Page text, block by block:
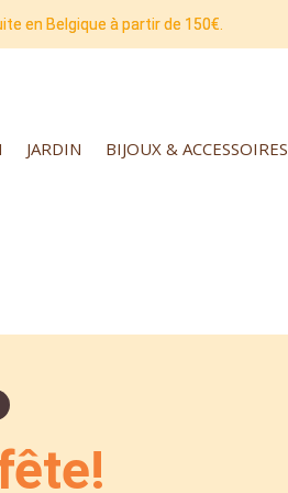
en Belgique à partir de 150€.
JARDIN BIJOUX & ACCESSOIRES